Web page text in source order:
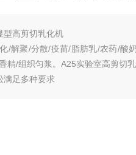
型高剪切乳化机
/解聚/分散/疫苗/脂肪乳/农药/酸
精/组织匀浆。A25实验室高剪切
满足多种要求